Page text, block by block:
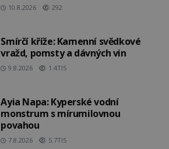
10.8.2026 292
Smírčí kříže: Kamenní svědkové
vražd, pomsty a dávných vin
9.8.2026 1.4TIS
Ayia Napa: Kyperské vodní
monstrum s mírumilovnou
povahou
7.8.2026 5.7TIS